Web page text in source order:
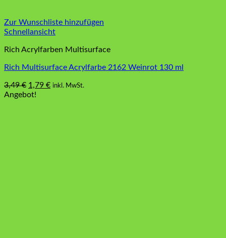
Zur Wunschliste hinzufügen
Schnellansicht
Rich Acrylfarben Multisurface
Rich Multisurface Acrylfarbe 2162 Weinrot 130 ml
3,49€ Ursprünglicher
Preis
1,79 €Aktueller
inkl. MwSt.
Angebot!